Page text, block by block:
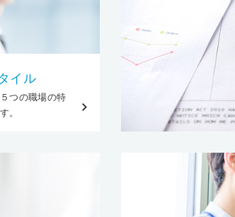
イル
つの職場の特
。